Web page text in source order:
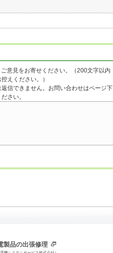
意見をお寄せください。（200文字以内
えください。）
信できません。お問い合わせはページ下
さい。
製品の出張修理